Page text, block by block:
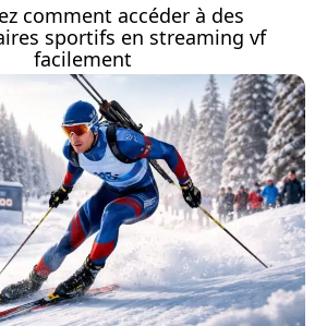
comment accéder à des
sportifs en streaming vf
facilement